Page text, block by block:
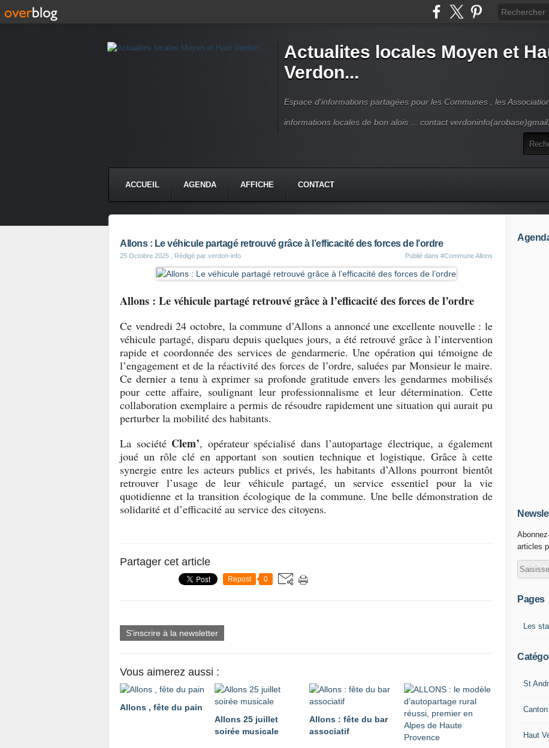
Actualites locales Moyen et
Verdon...
Espace d'informations partagées pour les Communes , les
informations locales de bon alois ... contact
ACCUEIL AGENDA AFFICHE CONTACT
Allons : Le véhicule partagé retrouvé grâce à l’efficacité des forces de l’ordre
25 Octobre 2025 , Rédigé par verdon-info Publié dans #Commune Allons
Allons : Le véhicule partagé retrouvé grâce à l’efficacité des forces de l’ordre
Ce vendredi 24 octobre, la commune d’Allons a annoncé une excellente nouvelle : le
véhicule partagé, disparu depuis quelques jours, a été retrouvé grâce à l’intervention
rapide et coordonnée des services de gendarmerie. Une opération qui témoigne de
l’engagement et de la réactivité des forces de l’ordre, saluées par Monsieur le maire.
Ce dernier a tenu à exprimer sa profonde gratitude envers les gendarmes mobilisés
pour cette affaire, soulignant leur professionnalisme et leur détermination. Cette
collaboration exemplaire a permis de résoudre rapidement une situation qui aurait pu
perturber la mobilité des habitants.
La société Clem’, opérateur spécialisé dans l’autopartage électrique, a également
joué un rôle clé en apportant son soutien technique et logistique. Grâce à cette
synergie entre les acteurs publics et privés, les habitants d’Allons pourront bientôt
retrouver l’usage de leur véhicule partagé, un service essentiel pour la vie
quotidienne et la transition écologique de la commune. Une belle démonstration de
solidarité et d’efficacité au service des citoyens.
Partager cet article
Repost 0
S'inscrire à la newsletter
Vous aimerez aussi :
Allons , fête du pain
Allons 25 juillet
soirée musicale
Allons : fête du bar
associatif
articles
Pages
Les
St
Haut